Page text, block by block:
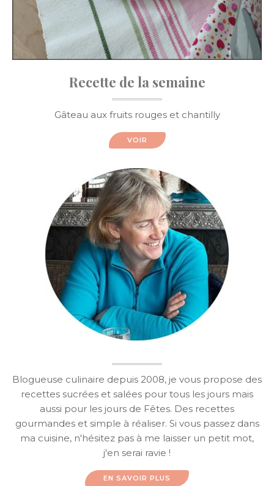
Recette de la semaine
Gâteau aux fruits rouges et chantilly
VOIR
Blogueuse culinaire depuis 2008, je vous propose des
recettes sucrées et salées pour tous les jours mais
aussi pour les jours de Fêtes. Des recettes
gourmandes et simple à réaliser. Si vous passez dans
ma cuisine, n'hésitez pas à me laisser un petit mot,
j'en serai ravie !
EN SAVOIR PLUS